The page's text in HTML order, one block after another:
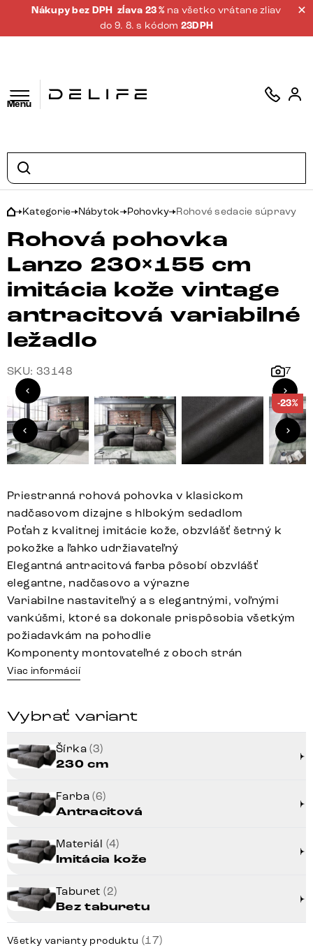
Nákupy bez DPH zĺava 23 % na všetko vrátane zliav
do 9. 8. s kódom 23DPH
Menu
Kategorie Nábytok Pohovky Rohové sedacie súpravy
Rohová pohovka
Lanzo 230×155 cm
imitácia kože vintage
antracitová variabilné
ležadlo
SKU: 33148 7
-23%
Priestranná rohová pohovka v klasickom
nadčasovom dizajne s hlbokým sedadlom
Poťah z kvalitnej imitácie kože, obzvlášť šetrný k
pokožke a ľahko udržiavateľný
Elegantná antracitová farba pôsobí obzvlášť
elegantne, nadčasovo a výrazne
Variabilne nastaviteľný a s elegantnými, voľnými
vankúšmi, ktoré sa dokonale prispôsobia všetkým
požiadavkám na pohodlie
Komponenty montovateľné z oboch strán
Viac informácií
Vybrať variant
Šírka(3)
230 cm
Farba(6)
Antracitová
Materiál (4)
Imitácia kože
Taburet(2)
Bez taburetu
Všetky varianty produktu (17)